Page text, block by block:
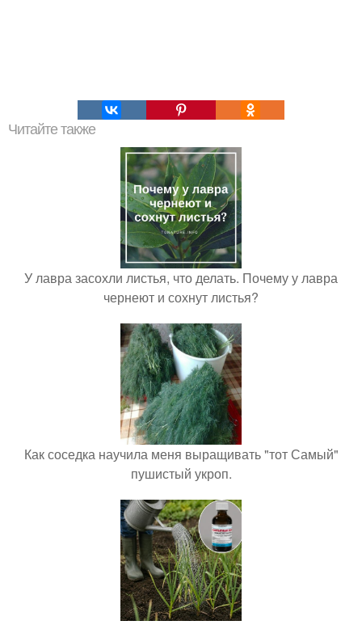
Читайте также
У лавра засохли листья, что делать. Почему у лавра
чернеют и сохнут листья?
Как соседка научила меня выращивать "тот Самый"
пушистый укроп.